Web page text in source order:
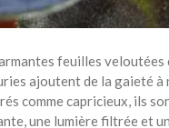
feuilles
ajoutent de la gaieté
comme capricieux, ils
une lumière filtrée et